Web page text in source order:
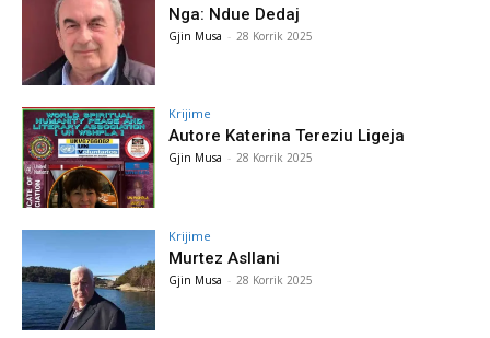
Nga: Ndue Dedaj
Gjin Musa - 28 Korrik 2025
Krijime
Autore Katerina Tereziu Ligeja
Gjin Musa - 28 Korrik 2025
Krijime
Murtez Asllani
Gjin Musa - 28 Korrik 2025